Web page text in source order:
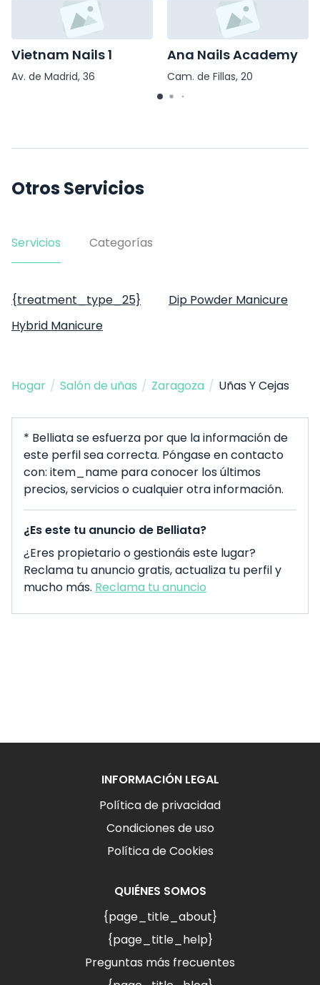
Vietnam Nails 1
Av. de Madrid, 36
Ana Nails Academy
Cam. de Fillas, 20
Otros Servicios
Servicios Categorías
{treatment_type_25}
Dip Powder Manicure
Hybrid Manicure
Hogar / Salón de uñas / Zaragoza / Uñas Y Cejas
* Belliata se esfuerza por que la información de
este perfil sea correcta. Póngase en contacto
con: item_name para conocer los últimos
precios, servicios o cualquier otra información.
¿Es este tu anuncio de Belliata?
¿Eres propietario o gestionáis este lugar?
Reclama tu anuncio gratis, actualiza tu perfil y
mucho más. Reclama tu anuncio
INFORMACIÓN LEGAL
Política de privacidad
Condiciones de uso
Política de Cookies
QUIÉNES SOMOS
{page_title_about}
{page_title_help}
Preguntas más frecuentes